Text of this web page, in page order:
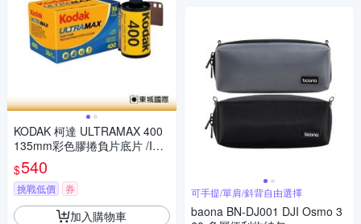
KODAK 柯達 ULTRAMAX 400
135mm彩色膠捲負片底片 /ISO
400 36張
$540
挑戰低價 券
加入購物車
可手提/單肩/斜背自由選擇
baona BN-DJ001 DJI Osmo 3